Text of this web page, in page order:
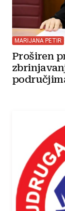
MARIJANA PETIR
Proširen